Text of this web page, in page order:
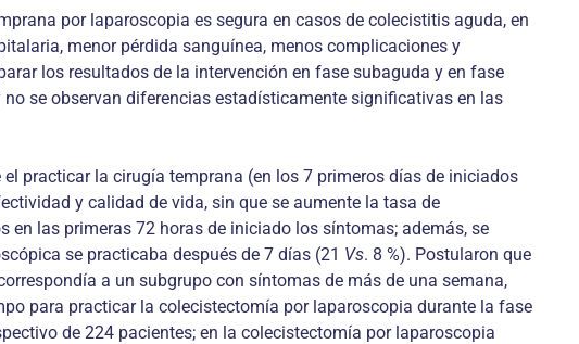
por laparoscopia es segura en casos de colecistitis aguda, en
menor pérdida sanguínea, menos complicaciones y
los re­sultados de la intervención en fase subaguda y en fase
se observan diferen­cias estadísticamente significativas en las
practicar la cirugía temprana (en los 7 primeros días de iniciados
y calidad de vida, sin que se aumente la tasa de
en las primeras 72 horas de iniciado los síntomas; además, se
se practicaba después de 7 días (21 Vs. 8 %). Postularon que
a un subgrupo con síntomas de más de una semana,
para practicar la colecistectomía por laparoscopia durante la fase
de 224 pacientes; en la colecistectomía por laparoscopia